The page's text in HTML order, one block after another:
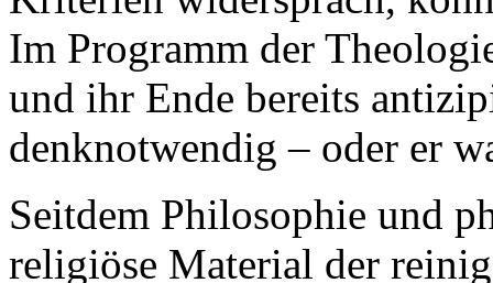
Im Programm der
und ihr Ende bereits
denknotwendig – oder er
Seitdem Philosophie und
religiöse Material der